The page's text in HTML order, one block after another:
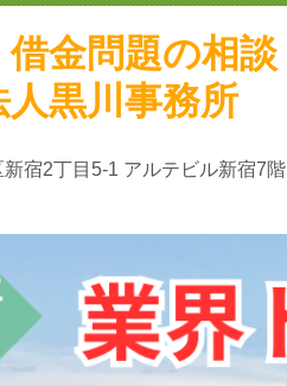
金問題の相談
黒川事務所
新宿2丁目5-1 アルテビル新宿7階